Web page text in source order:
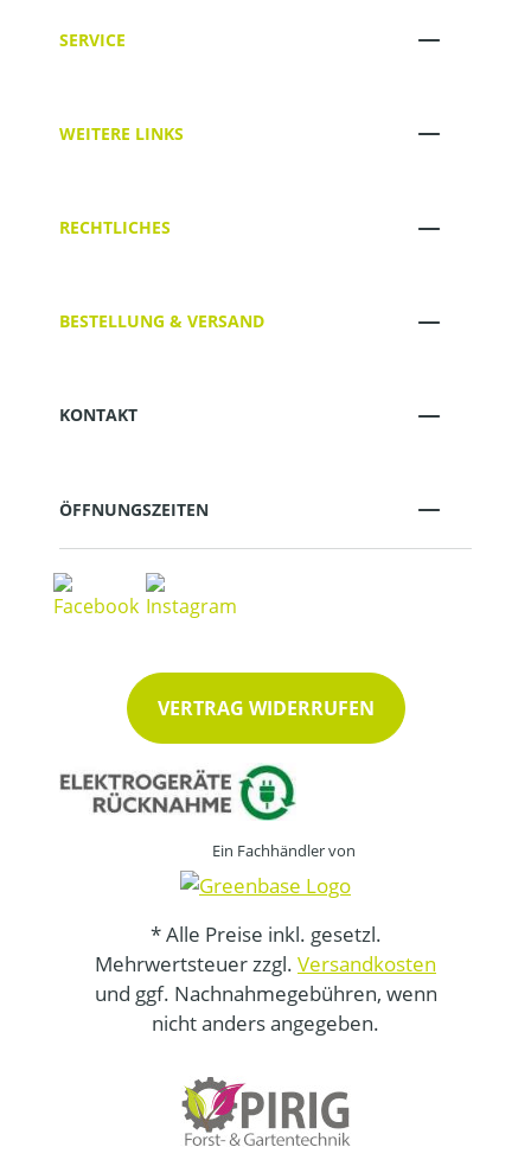
SERVICE
WEITERE LINKS
RECHTLICHES
BESTELLUNG & VERSAND
KONTAKT
ÖFFNUNGSZEITEN
VERTRAG WIDERRUFEN
Ein Fachhändler von
* Alle Preise inkl. gesetzl.
Mehrwertsteuer zzgl. Versandkosten
und ggf. Nachnahmegebühren, wenn
nicht anders angegeben.